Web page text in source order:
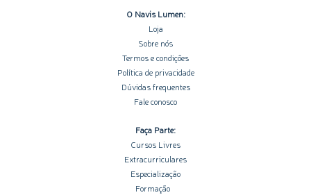
O Navis Lumen:
Loja
Sobre nós
Termos e condições
Política de privacidade
Dúvidas frequentes
Fale conosco
Faça Parte:
Cursos Livres
Extracurriculares
Especialização
Formação